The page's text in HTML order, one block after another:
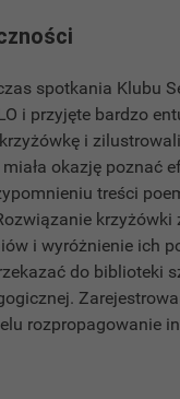
spotkania Klubu
i przyjęte bardzo
i
okazję poznać
treści
i wyróżnienie ich
do biblioteki
rozpropagowanie